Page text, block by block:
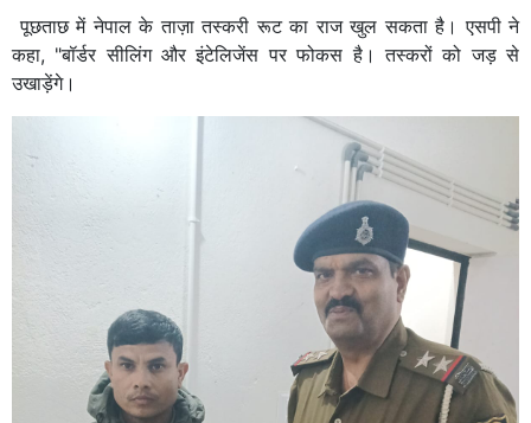
पूछताछ में नेपाल के ताज़ा तस्करी रूट का राज खुल सकता है। एसपी ने
कहा, "बॉर्डर सीलिंग और इंटेलिजेंस पर फोकस है। तस्करों को जड़ से
उखाड़ेंगे।